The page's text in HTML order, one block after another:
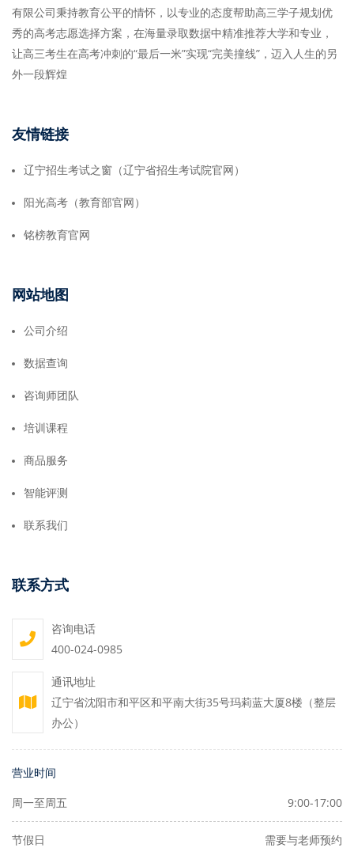
有限公司秉持教育公平的情怀，以专业的态度帮助高三学子规划优
秀的高考志愿选择方案，在海量录取数据中精准推荐大学和专业，
让高三考生在高考冲刺的“最后一米”实现“完美撞线”，迈入人生的另
外一段辉煌
友情链接
辽宁招生考试之窗（辽宁省招生考试院官网）
阳光高考（教育部官网）
铭榜教育官网
网站地图
公司介绍
数据查询
咨询师团队
培训课程
商品服务
智能评测
联系我们
联系方式
咨询电话
400-024-0985
通讯地址
辽宁省沈阳市和平区和平南大街35号玛莉蓝大厦8楼（整层
办公）
营业时间
周一至周五 9:00-17:00
节假日 需要与老师预约